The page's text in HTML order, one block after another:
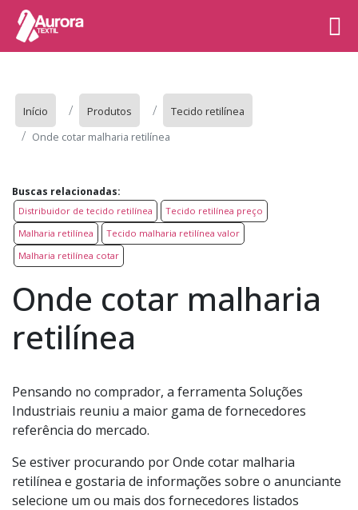
Início Produtos
Tecido retilínea
Onde cotar malharia retilínea
Buscas relacionadas:
Distribuidor de tecido retilínea
Tecido retilínea preço
Malharia retilínea
Tecido malharia retilínea valor
Malharia retilínea cotar
Onde cotar malharia
retilínea
Pensando no comprador, a ferramenta Soluções
Industriais reuniu a maior gama de fornecedores
referência do mercado.
Se estiver procurando por Onde cotar malharia
retilínea e gostaria de informações sobre o anunciante
selecione um ou mais dos fornecedores listados